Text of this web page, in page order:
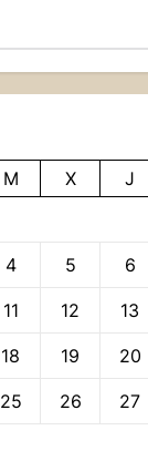
M X J
4 5 6
11 12 13
18 19 20
25 26 27